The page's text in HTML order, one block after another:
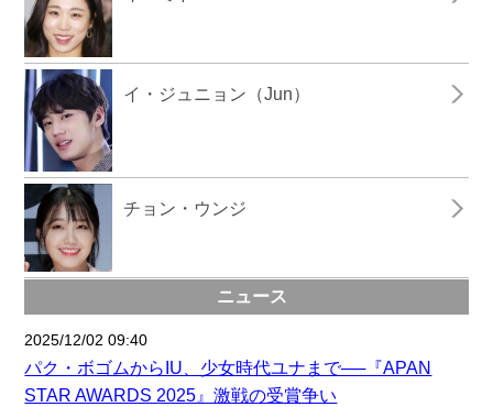
イ・ジュニョン（Jun）
チョン・ウンジ
ニュース
2025/12/02 09:40
パク・ボゴムからIU、少女時代ユナまで──『APAN
STAR AWARDS 2025』激戦の受賞争い